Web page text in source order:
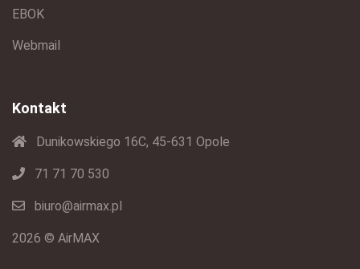
EBOK
Webmail
Kontakt
Dunikowskiego 16C, 45-631 Opole
71 71 70 530
biuro@airmax.pl
2026 © AirMAX